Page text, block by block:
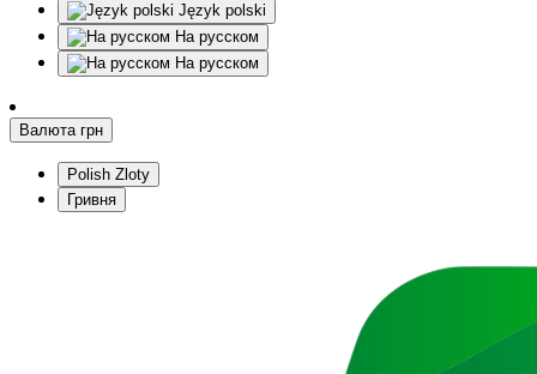
Język polski
На русском
На русском
Валюта грн
Polish Zloty
Гривня